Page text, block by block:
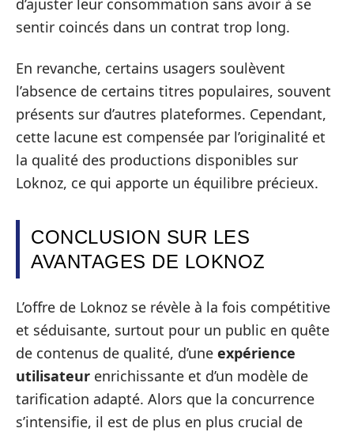
d’ajuster leur consommation sans avoir à se
sentir coincés dans un contrat trop long.
En revanche, certains usagers soulèvent
l’absence de certains titres populaires, souvent
présents sur d’autres plateformes. Cependant,
cette lacune est compensée par l’originalité et
la qualité des productions disponibles sur
Loknoz, ce qui apporte un équilibre précieux.
CONCLUSION SUR LES
AVANTAGES DE LOKNOZ
L’offre de Loknoz se révèle à la fois compétitive
et séduisante, surtout pour un public en quête
de contenus de qualité, d’une expérience
utilisateur enrichissante et d’un modèle de
tarification adapté. Alors que la concurrence
s’intensifie, il est de plus en plus crucial de